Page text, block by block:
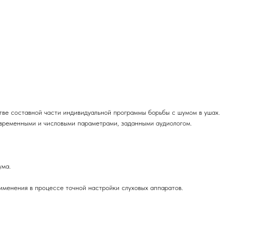
составной части индивидуальной программы борьбы с шумом в ушах.
и числовыми параметрами, заданными аудиологом.
в процессе точной настройки слуховых аппаратов.